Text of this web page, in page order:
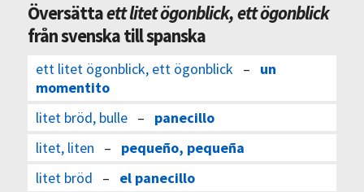
Översättaett litet ögonblick, ett ögonblick
från svenska till spanska
ett litet ögonblick, ett ögonblick – un
momentito
litet bröd, bulle– panecillo
litet, liten – pequeño, pequeña
litet bröd – el panecillo